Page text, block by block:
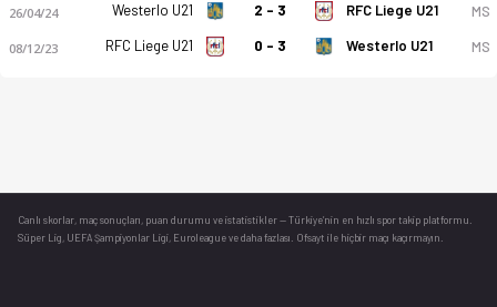
26/04/24 Westerlo U21 2 - 3 RFC Liege U21 MS
08/12/23 RFC Liege U21 0 - 3 Westerlo U21 MS
Canlı skorlar , maç sonuçları, puan durumu ve istatistikler — Türkiye’nin en hızlı spor takip platformu.
Süper Lig, UEFA Şampiyonlar Ligi, Euroleague ve daha fazlası. Ofsayt ile hiçbir maçı kaçırmayın.